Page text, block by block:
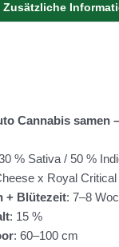
Zusätzliche
Cannabis samen
% Sativa / 50 %
x Royal
+ Blütezeit: 7–8
: 15 %
: 60–100 cm